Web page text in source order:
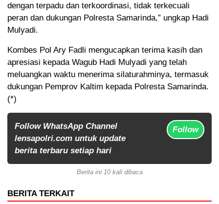
dengan terpadu dan terkoordinasi, tidak terkecuali
peran dan dukungan Polresta Samarinda,” ungkap Hadi
Mulyadi.
Kombes Pol Ary Fadli mengucapkan terima kasih dan
apresiasi kepada Wagub Hadi Mulyadi yang telah
meluangkan waktu menerima silaturahminya, termasuk
dukungan Pemprov Kaltim kepada Polresta Samarinda.
(*)
Follow WhatsApp Channel
lensapolri.com untuk update
berita terbaru setiap hari
Follow
Berita ini 10 kali dibaca
BERITA TERKAIT